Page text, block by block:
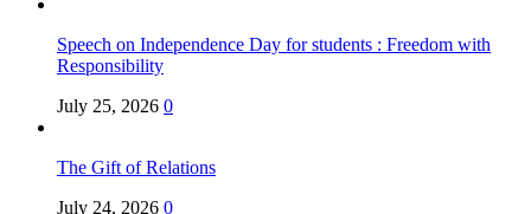
Speech on Independence Day for students : Freedom with
Responsibility
July 25, 2026 0
The Gift of Relations
July 24, 2026 0